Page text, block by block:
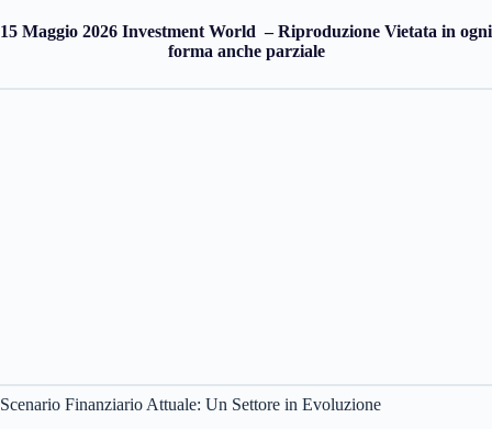
15 Maggio 2026 Investment World – Riproduzione Vietata in ogni
forma anche parziale
Scenario Finanziario Attuale: Un Settore in Evoluzione